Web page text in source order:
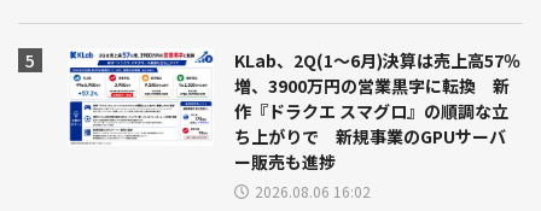
KLab、2Q(1～6月)決算は売上高57％
増、3900万円の営業黒字に転換 新
作『ドラクエ スマグロ』の順調な立
ち上がりで 新規事業のGPUサーバ
ー販売も進捗
2026.08.06 16:02